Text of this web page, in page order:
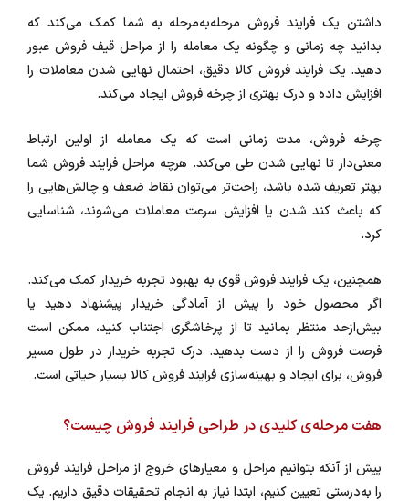
داشتن یک فرایند فروش مرحله‌به‌مرحله به شما کمک می‌کند که
بدانید چه زمانی و چگونه یک معامله را از مراحل قیف فروش عبور
دهید. یک فرایند فروش کالا دقیق، احتمال نهایی شدن معاملات را
افزایش داده و درک بهتری از چرخه فروش ایجاد می‌کند.
چرخه فروش، مدت زمانی است که یک معامله از اولین ارتباط
معنی‌دار تا نهایی شدن طی می‌کند. هرچه مراحل فرایند فروش شما
بهتر تعریف شده باشد، راحت‌تر می‌توان نقاط ضعف و چالش‌هایی را
که باعث کند شدن یا افزایش سرعت معاملات می‌شوند، شناسایی
کرد.
همچنین، یک فرایند فروش قوی به بهبود تجربه خریدار کمک می‌کند.
اگر محصول خود را پیش از آمادگی خریدار پیشنهاد دهید یا
بیش‌ازحد منتظر بمانید تا از پرخاشگری اجتناب کنید، ممکن است
فرصت فروش را از دست بدهید. درک تجربه خریدار در طول مسیر
فروش، برای ایجاد و بهینه‌سازی فرایند فروش کالا بسیار حیاتی است.
هفت مرحله‌ی کلیدی در طراحی فرایند فروش چیست؟
پیش از آنکه بتوانیم مراحل و معیارهای خروج از مراحل فرایند فروش
را به‌درستی تعیین کنیم، ابتدا نیاز به انجام تحقیقات دقیق داریم. یک